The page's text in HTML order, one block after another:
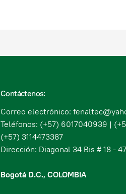
Contáctenos:
Correo electrónico:
Teléfonos: (+57) 6017040939 |
(+57) 3114473387
Dirección: Diagonal 34 Bis # 18 - 47
Bogotá D.C., COLOMBIA